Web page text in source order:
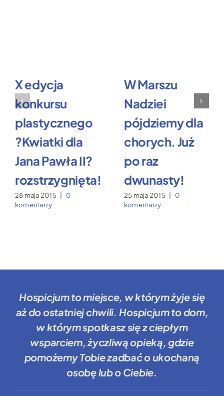
X edycja
konkursu
plastycznego
?Kwiatki dla
Jana Pawła II?
rozstrzygnięta!
28 maja 2015
0
komentarzy
W Marszu
Nadziei
pójdziemy dla
chorych. Już
po raz
dwunasty!
25 maja 2015
0
komentarzy
Hospicjum to miejsce, w którym żyje się
aż do ostatniej chwili. Hospicjum to dom,
w którym spotkasz się z ciepłym
wsparciem, życzliwą opieką, gdzie
pomożemy Tobiezadbać o ukochaną
osobę lub o Ciebie.